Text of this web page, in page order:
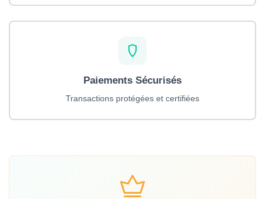
Paiements Sécurisés
Transactions protégées et certifiées